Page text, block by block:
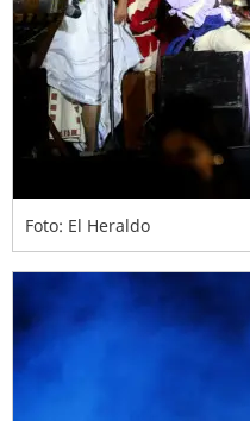
Foto: El Heraldo